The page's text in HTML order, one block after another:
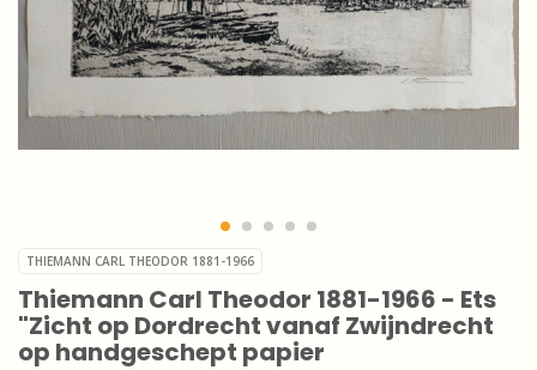
THIEMANN CARL THEODOR 1881-1966
Thiemann Carl Theodor 1881-1966 - Ets
"Zicht op Dordrecht vanaf Zwijndrecht
op handgeschept papier